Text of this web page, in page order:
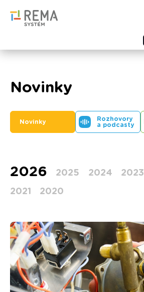
Novinky
Novinky
Rozhovory
a podcasty
2026 2025 2024 2023
2021
2020